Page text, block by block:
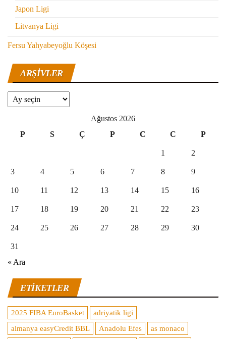
Japon Ligi
Litvanya Ligi
Fersu Yahyabeyoğlu Köşesi
ARŞIVLER
Arşivler
Ağustos 2026
P
S Ç P C C P
1 2
3 4 5 6 7 8 9
10 11 12 13 14 15 16
17 18 19 20 21 22 23
24 25 26 27 28 29 30
31
« Ara
ETIKETLER
2025 FIBA EuroBasket
adriyatik ligi
almanya easyCredit BBL
Anadolu Efes
as monaco